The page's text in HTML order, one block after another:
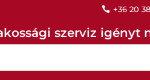
 +36 20
szerviz igényt